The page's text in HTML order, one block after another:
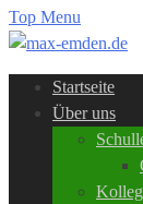
Top Menu
Startseite
Über uns